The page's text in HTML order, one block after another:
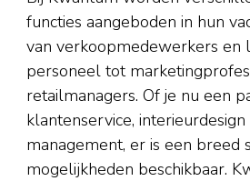
functies aangeboden in hun
van verkoopmedewerkers en
personeel tot
retailmanagers. Of je nu een
klantenservice,
management, er is een breed
mogelijkheden beschikbaar.